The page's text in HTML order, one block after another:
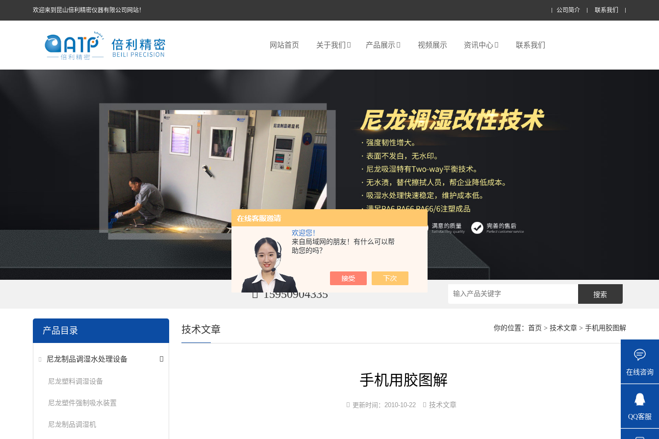
欢迎您！
来自局域网的朋友！有什么可以帮
助您的吗？
欢迎来到昆山倍利精密仪器有限公司网站！ 公司简介 联系我们
网站首页 关于我们 产品展示 视频展示 资讯中心 联系我们
15950904335
产品目录
尼龙制品调湿水处理设备
尼龙塑料调湿设备
尼龙塑件强制吸水装置
尼龙制品调湿机
你的位置： 首页 > 技术文章> 手机用胶图解
技术文章
手机用胶图解
更新时间： 2010-10-22 技术文章
在线咨询
QQ客服